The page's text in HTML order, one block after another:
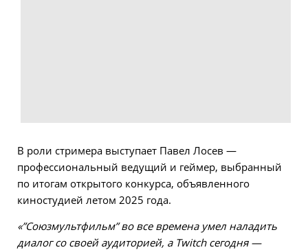
В роли стримера выступает Павел Лосев —
профессиональный ведущий и геймер, выбранный
по итогам открытого конкурса, объявленного
киностудией летом 2025 года.
«”Союзмультфильм” во все времена умел наладить
диалог со своей аудиторией, а Twitch сегодня —